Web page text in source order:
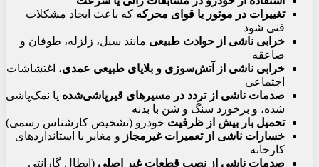
تغییرات در موتور یا قوای محرکه که باعث ایجاد مشکلات
فنی شود
خرابی ناشی از حوادث طبیعی مانند سیل، زلزله، طوفان و
صاعقه
خرابی ناشی از آتش‌سوزی و بلایای طبیعی عمدی، اغتشاشات
اجتماعی
صدمات ناشی از تردد در مسیرهای قیرپاشی‌شده یا نمک‌پاشی
شده، و برخورد سنگ و شن با بدنه
تحمیل بار بیش از ظرفیت خودرو (تشخیص کارشناس رسمی)
خسارات ناشی از تعمیرات غیرمجاز و مغایر با استانداردهای
کارخانه
صدمات ناشی از نصب قطعات غیر اصلی (ابطال گارانتی